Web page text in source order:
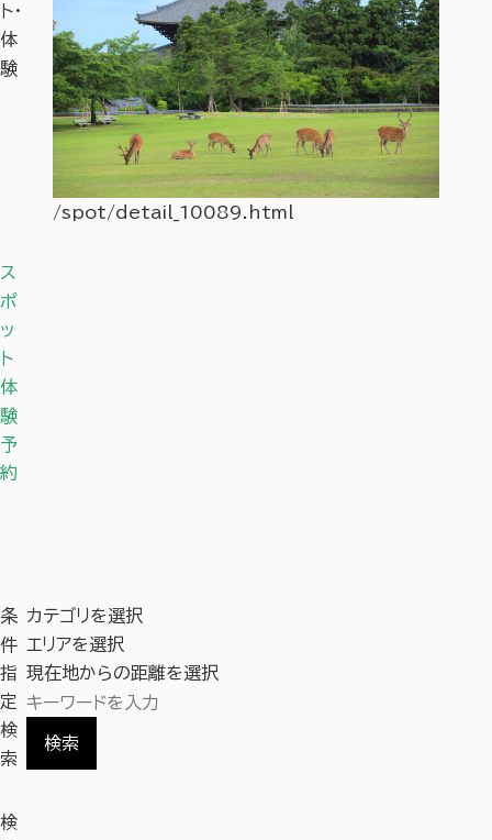
ト・
体
験
/spot/detail_10089.html
ス
ポ
ッ
ト
体
験
予
約
条
件
指
定
検
索
カテゴリを選択
エリアを選択
現在地からの距離を選択
検索
検